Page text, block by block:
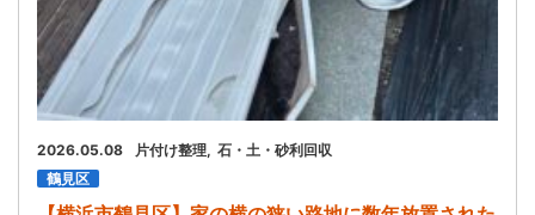
2026.05.08 片付け整理 石・土・砂利回収
鶴見区